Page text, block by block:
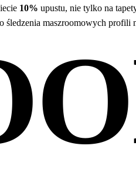
10% upustu, nie tylko na
śledzenia maszroomowych profili